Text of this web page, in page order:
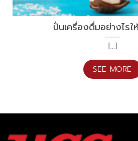
ปั่นเครื่องดื่มอย่างไรใ
[...]
SEE MORE